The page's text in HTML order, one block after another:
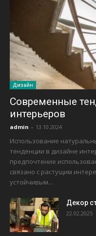
Дизайн
Современные
интерьеров
admin - 13.10.2024
Использование
тенденции в дизайне
предпочтение
связано с растущим
устойчивым...
Декор
22.02.2025